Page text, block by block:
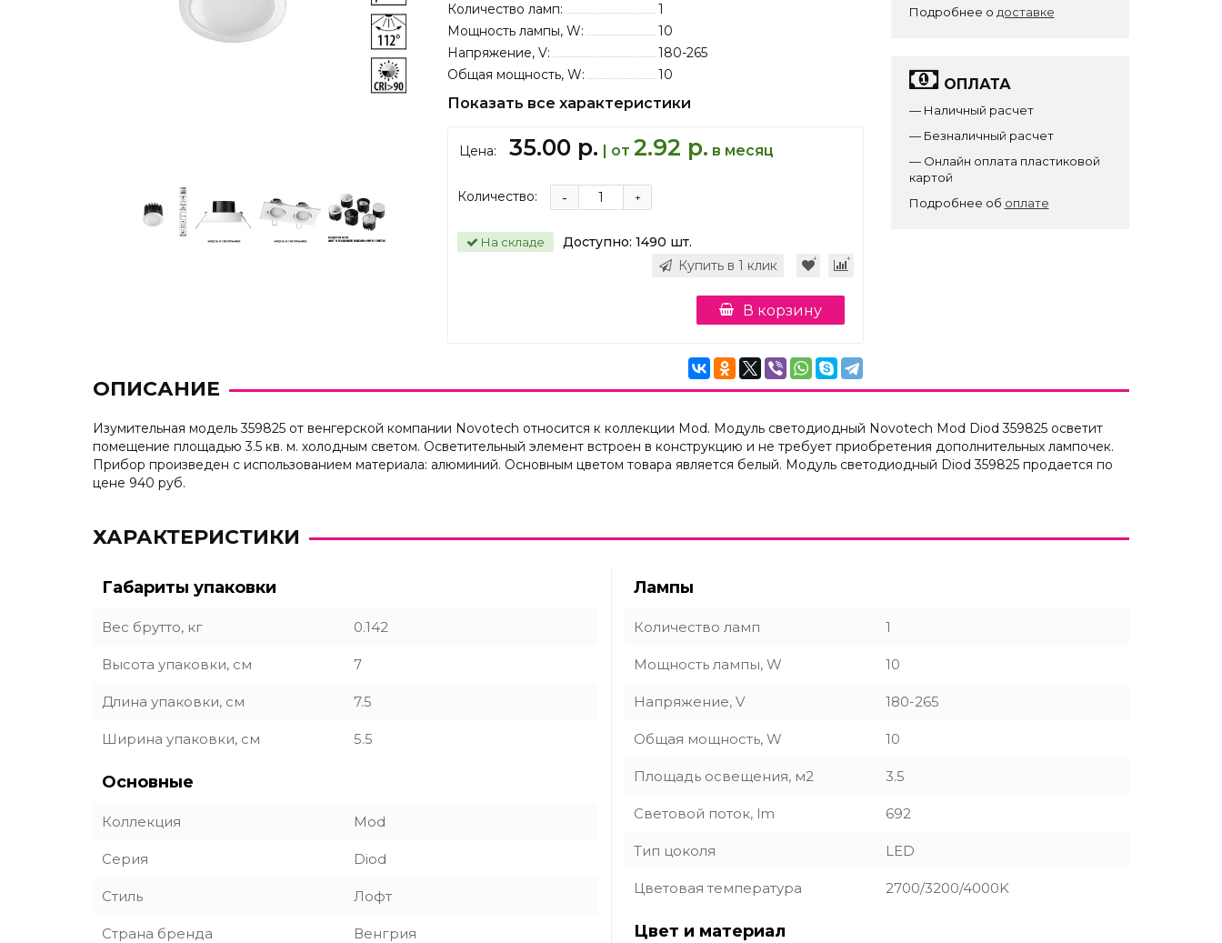
Количество ламп:
1
Мощность лампы, W:
10
Напряжение, V:
180-265
Общая мощность, W:
10
Показать все характеристики
Цена: 35.00 р. | от 2.92 р. в месяц
Количество: +
-
На складе Доступно: 1490 шт.
Купить в 1 клик
В корзину
Подробнее о доставке
ОПЛАТА
— Наличный расчет
— Безналичный расчет
— Онлайн оплата пластиковой
картой
Подробнее об оплате
ОПИСАНИЕ
Изумительная модель 359825 от венгерской компании Novotech относится к коллекции Mod. Модуль светодиодный Novotech Mod Diod 359825 осветит
помещение площадью 3.5 кв. м. холодным светом. Осветительный элемент встроен в конструкцию и не требует приобретения дополнительных лампочек.
Прибор произведен с использованием материала: алюминий. Основным цветом товара является белый. Модуль светодиодный Diod 359825 продается по
цене 940 руб.
ХАРАКТЕРИСТИКИ
Габариты упаковки
Вес брутто, кг 0.142
Высота упаковки, см 7
Длина упаковки, см 7.5
Ширина упаковки, см 5.5
Основные
Коллекция Mod
Серия Diod
Стиль Лофт
Страна бренда Венгрия
Лампы
Количество ламп 1
Мощность лампы, W 10
Напряжение, V 180-265
Общая мощность, W 10
Площадь освещения, м2 3.5
Световой поток, lm 692
Тип цоколя LED
Цветовая температура 2700/3200/4000K
Цвет и материал